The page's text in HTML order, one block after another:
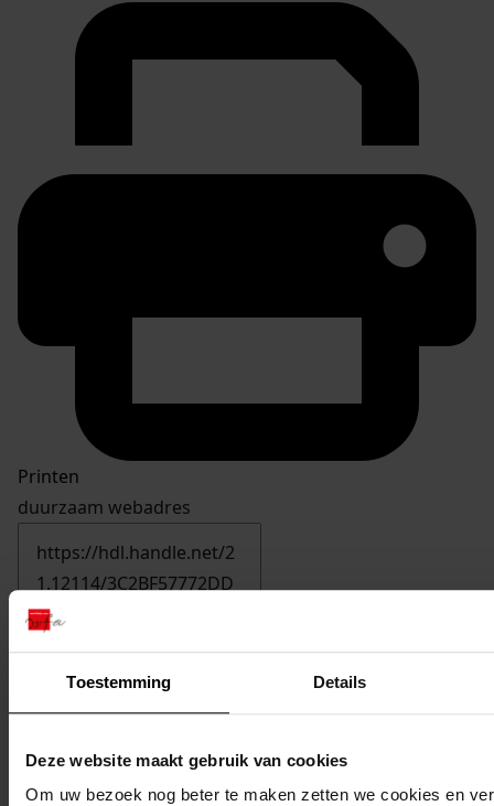
Toestemming Details
Deze website maakt gebruik van cookies
Om uw bezoek nog beter te maken zetten we cookies en
Printen
duurzaam webadres
Inventaris
Datering:
1987